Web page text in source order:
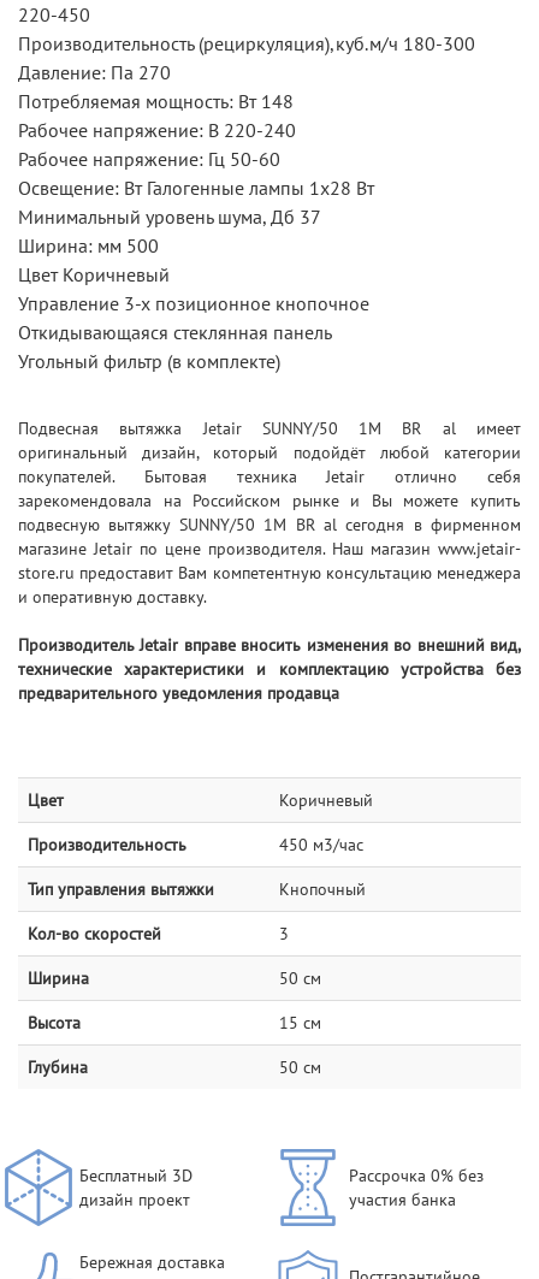
220-450
Производительность (рециркуляция),куб.м/ч 180-300
Давление: Па 270
Потребляемая мощность: Вт 148
Рабочее напряжение: В 220-240
Рабочее напряжение: Гц 50-60
Освещение: Вт Галогенные лампы 1х28 Вт
Минимальный уровень шума, Дб 37
Ширина: мм 500
Цвет Коричневый
Управление 3-х позиционное кнопочное
Откидывающаяся стеклянная панель
Угольный фильтр (в комплекте)
Подвесная вытяжка Jetair SUNNY/50 1M BR al имеет
оригинальный дизайн, который подойдёт любой категории
покупателей. Бытовая техника Jetair отлично себя
зарекомендовала на Российском рынке и Вы можете купить
подвесную вытяжку SUNNY/50 1M BR al сегодня в фирменном
магазине Jetair по цене производителя. Наш магазин www.jetair-
store.ru предоставит Вам компетентную консультацию менеджера
и оперативную доставку.
Производитель Jetair вправе вносить изменения во внешний вид,
технические характеристики и комплектацию устройства без
предварительного уведомления продавца
Цвет Коричневый
Производительность 450 м3/час
Тип управления вытяжки Кнопочный
Кол-во скоростей 3
Ширина 50 см
Высота 15 см
Глубина 50 см
Бесплатный 3D
дизайн проект
Рассрочка 0% без
участия банка
Бережная доставка